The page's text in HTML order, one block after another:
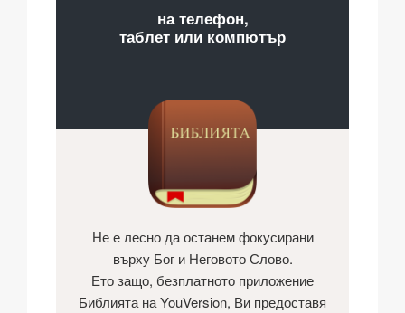
на телефон,
таблет или компютър
Не е лесно да останем фокусирани
върху Бог и Неговото Слово.
Ето защо, безплатното приложение
Библията на YouVersion, Ви предоставя